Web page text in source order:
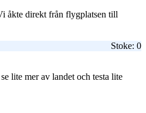
åkte direkt från flygplatsen till
Stoke: 0
lite mer av landet och testa lite